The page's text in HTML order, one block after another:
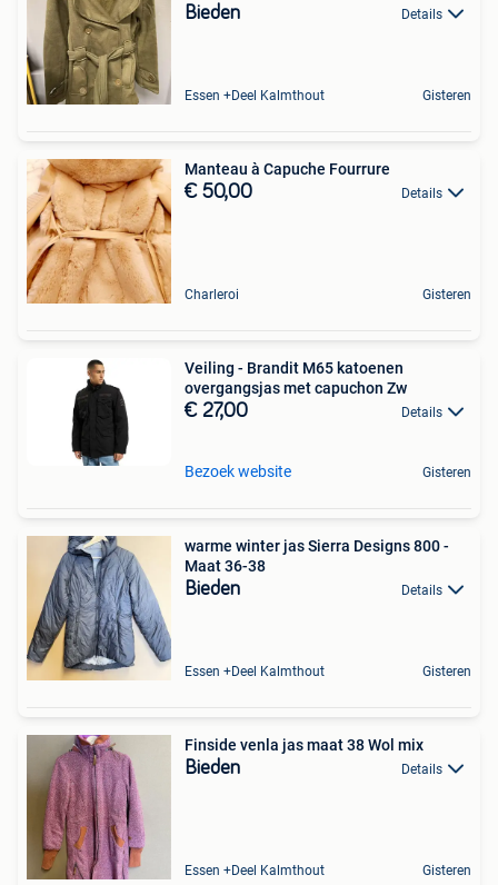
Bieden Details
Essen +Deel Kalmthout Gisteren
Manteau à Capuche Fourrure
€ 50,00 Details
Charleroi Gisteren
Veiling - Brandit M65 katoenen
overgangsjas met capuchon Zw
€ 27,00 Details
Bezoek website Gisteren
warme winter jas Sierra Designs 800 -
Maat 36-38
Bieden Details
Essen +Deel Kalmthout Gisteren
Finside venla jas maat 38 Wol mix
Bieden Details
Essen +Deel Kalmthout Gisteren